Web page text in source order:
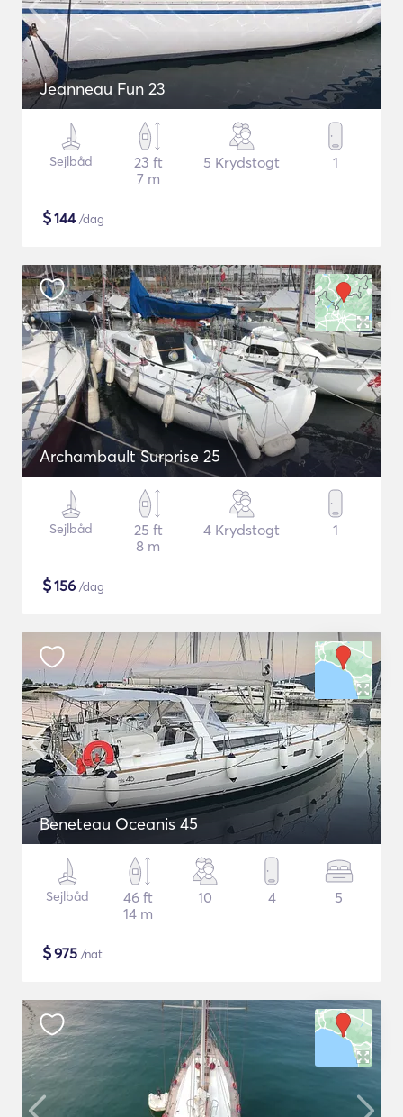
Jeanneau Fun 23
Sejlbåd
23 ft
7 m
5 Krydstogt 1
$144/dag
Archambault Surprise 25
Sejlbåd
25 ft
8 m
4 Krydstogt 1
$156 /dag
Beneteau Oceanis 45
Sejlbåd
46 ft
14 m
10 4 5
$975 /nat